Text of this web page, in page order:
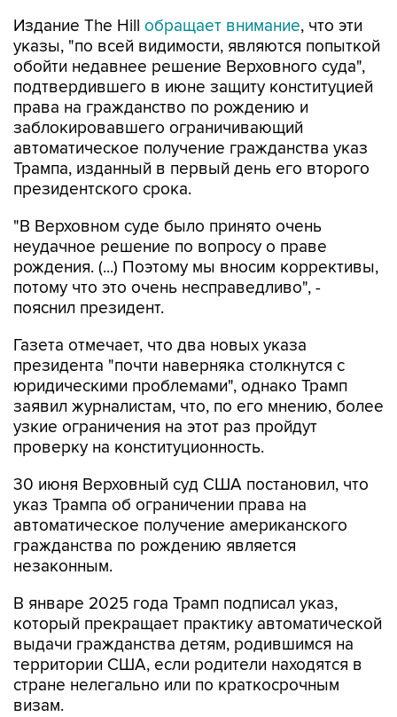
Издание The Hill обращает внимание, что эти
указы, "по всей видимости, являются попыткой
обойти недавнее решение Верховного суда",
подтвердившего в июне защиту конституцией
права на гражданство по рождению и
заблокировавшего ограничивающий
автоматическое получение гражданства указ
Трампа, изданный в первый день его второго
президентского срока.
"В Верховном суде было принято очень
неудачное решение по вопросу о праве
рождения. (...) Поэтому мы вносим коррективы,
потому что это очень несправедливо", -
пояснил президент.
Газета отмечает, что два новых указа
президента "почти наверняка столкнутся с
юридическими проблемами", однако Трамп
заявил журналистам, что, по его мнению, более
узкие ограничения на этот раз пройдут
проверку на конституционность.
30 июня Верховный суд США постановил, что
указ Трампа об ограничении права на
автоматическое получение американского
гражданства по рождению является
незаконным.
В январе 2025 года Трамп подписал указ,
который прекращает практику автоматической
выдачи гражданства детям, родившимся на
территории США, если родители находятся в
стране нелегально или по краткосрочным
визам.